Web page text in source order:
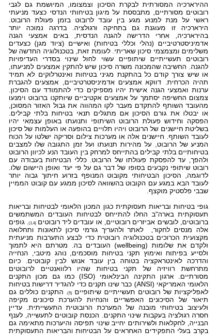
ההירארכיה המסורתית לבקרת הסיכון וצמצומו, המיושמת גם לגבי
רובוטים מסורתיים, מתבססת על מיגון בטיחותי הנדסי כצעד מניעתי
ראשי על מנת למנוע מגע בין עובד לרובוט בזמן פעולת הרובוט.
הירארכיה זו מעוגנת גם בתחיקה ורגולציה. בדרגה נמוכה יותר
בהירארכיה, אחרי הדרישה להגנה הנדסית, באים אמצעי הגנה
אדמיניסטרטיביים (נהלי וכללי בטיחות) ואישיים (ציוד מגן) כצעדים
משלימים ומצמצמי סיכון שאריתי. לעומת זאת, בטכנולוגיה החדשה של
רובוטים תעשייתיים שיתופיים עשוי לחול שינוי בסדרי העדיפויות
להגנה. החשיבה שהמכונה משרה סיכון שיש להתקין אמצעים למניעתו,
או שיש צורך קודם כל בהתקנת מגיני בטיחות ואינטרלוקים לא תמיד
תהיה הכרחית. דווקא אמצעים אדמיניסטרטיביים, אמצעים להגברת
ערנות ואמצעי הגנה אישית יהיו מספיקים כדי להתמודד עם הסיכון.
צמצום החשיפה יסתמך על אמצעים אקטיביים שיותקנו ברובוט וימנעו
מהעובד השותף להתקדם מעבר לקו המהווה את גבול האזור המסוכן,
או יבטלו את גורם הסיכון אם מתגלים תנאי בטיחות בלתי קבילים.
הפסקה וחידוש פעולת הרובוט השיתופי ותנועתו באופן עצמאי יהיו
בשליטת חיישנים של הרובוט ויהיו תלויים בהופעה או העלמות של סיכון
לעובד השותף. חיישנים אלה או מערכות צילום וסריקה ישלטו על הכוח
המניע של הרובוט, על מהירות תנועתו ועל זמן התגובה שלו למצבים
בטיחותיים בלתי קבילים בהתייחס למרחק בין העובד הנע לכיוון הרובוט
ולהפך, עד להפסקת פעולתו של הרובוט. כללי הבטיחות בעבודה עם
רובוט שיתופי נקבעים בסופו של דבר גם על פי יעד ואופן היישום שלו.
לדוגמה, הסיכון הבטיחותי מקובוט המנופף בזרוע חיתוך גבוה יותר
לעובד הבא במגע עם הקובוט בהשוואה לסיכון ממגע עם קובוט הממיין
שבבי פלסטיק מוקצף.
גופי בטיחות ובריאות תעסוקתית כגון המכון הלאומי לבטיחות ובריאות
תעסוקתית בארה"ב החלו להתייחס לבטיחות העובדים המשתמשים
ברובוטים, לובשים אביזרים רובוטיים, או עובדים ליד רובוטים (1,4)
. גופים
אלה מנסים לחקור, לאתר ולהעריך גורמי סיכון לתאונות ותחלואה
מקצועית הכרוכים בטכנולוגיה רובוטית כדי לבצע התערבות מניעתית
ולקדם את שלומות (wellbeing) העובדים בה. מטרתם היא לתמוך
ולסייע בפיתוח ואימוץ תקני בטיחות מוסכמים, נוהג מיטבי, הנחייה
והדרכה לאינטראקציה בטוחה בין עובד אנוש לבין קובוטים. כיום
מתרחשת רוויזיה של תקני בטיחות שהיו רלוואנטיים לרובוטים
מסורתיים. ארגון התקינה הבינלאומי (ISO) כמו גם מכון התקנים
הלאומי האמריקאי (ANSI) כבר שינו תקנים כדי להגדיר דרישות בטיחות
לאפליקציות של רובוטים תעשייתיים שיתופיים
(5).
התקנים כוללים גם
תיאור של הסיכונים האפשריים והנחיות להערכת סיכונים מקיפה
ולעיצוב בטיחותי מובנה של המערכת הרובוטית התעשייתית. עדיין
חסרה רגולציה בעקבות שינוי התקנים. הכנסת קובוטים לתעשייה, לענף
הבנייה, לחקלאות ולשירותים יחייב שינוי תפיסה והיערכות מתאימה גם
בקרב בעלי התפקידים האחראים על הבטיחות והבריאות התעסוקתית